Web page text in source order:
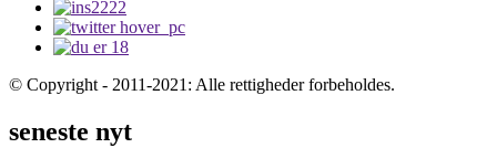
© Copyright - 2011-2021: Alle rettigheder forbeholdes.
seneste nyt